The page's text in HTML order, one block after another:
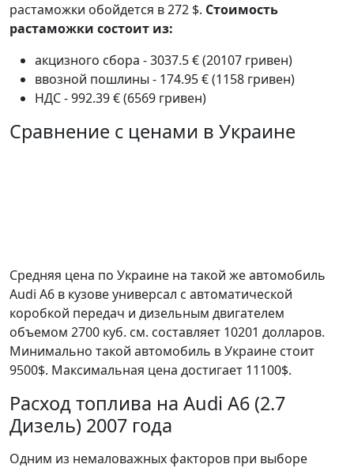
растаможки обойдется в 272 $. Стоимость
растаможки состоит из:
акцизного сбора - 3037.5 € (20107 гривен)
ввозной пошлины - 174.95 € (1158 гривен)
НДС - 992.39 € (6569 гривен)
Сравнение с ценами в Украине
Средняя цена по Украине на такой же автомобиль
Audi A6 в кузове универсал c автоматической
коробкой передач и дизельным двигателем
объемом 2700 куб. см. составляет 10201 долларов.
Минимально такой автомобиль в Украине стоит
9500$. Максимальная цена достигает 11100$.
Расход топлива на Audi A6 (2.7
Дизель) 2007 года
Одним из немаловажных факторов при выборе